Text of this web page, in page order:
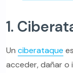
1.
Un ciberataque
acceder, dañar o